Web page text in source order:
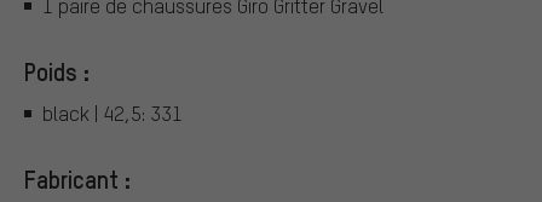
1 paire de chaussures Giro Gritter Gravel
Poids :
black | 42,5: 331
Fabricant :